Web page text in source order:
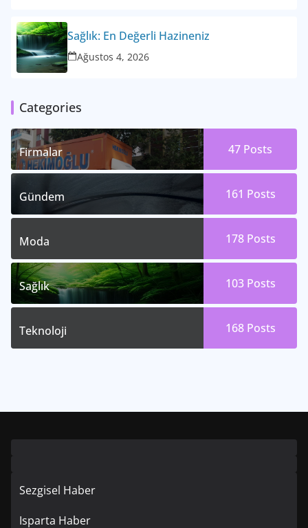
Sağlık: En Değerli Hazineniz
Ağustos 4, 2026
Categories
Firmalar 47 Posts
Gündem 161 Posts
Moda 178 Posts
Sağlık 103 Posts
Teknoloji 168 Posts
Sezgisel Haber
Isparta Haber